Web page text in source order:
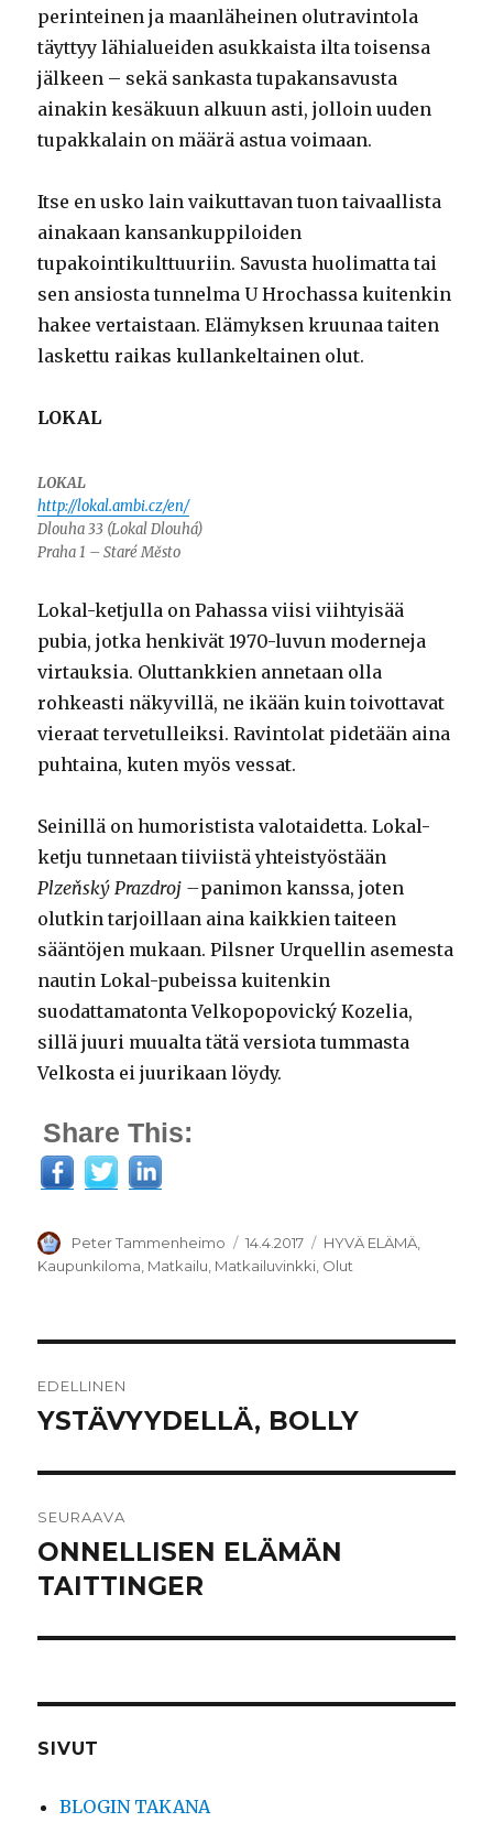
perinteinen ja maanläheinen olutravintola
täyttyy lähialueiden asukkaista ilta toisensa
jälkeen – sekä sankasta tupakansavusta
ainakin kesäkuun alkuun asti, jolloin uuden
tupakkalain on määrä astua voimaan.
Itse en usko lain vaikuttavan tuon taivaallista
ainakaan kansankuppiloiden
tupakointikulttuuriin. Savusta huolimatta tai
sen ansiosta tunnelma U Hrochassa kuitenkin
hakee vertaistaan. Elämyksen kruunaa taiten
laskettu raikas kullankeltainen olut.
LOKAL
LOKAL
http://lokal.ambi.cz/en/
Dlouha 33 (Lokal Dlouhá)
Praha 1 – Staré Město
Lokal-ketjulla on Pahassa viisi viihtyisää
pubia, jotka henkivät 1970-luvun moderneja
virtauksia. Oluttankkien annetaan olla
rohkeasti näkyvillä, ne ikään kuin toivottavat
vieraat tervetulleiksi. Ravintolat pidetään aina
puhtaina, kuten myös vessat.
Seinillä on humoristista valotaidetta. Lokal-
ketju tunnetaan tiiviistä yhteistyöstään
Plzeňský Prazdroj –panimon kanssa, joten
olutkin tarjoillaan aina kaikkien taiteen
sääntöjen mukaan. Pilsner Urquellin asemesta
nautin Lokal-pubeissa kuitenkin
suodattamatonta Velkopopovický Kozelia,
sillä juuri muualta tätä versiota tummasta
Velkosta ei juurikaan löydy.
Share This:
Kirjoittaja
Peter Tammenheimo Julkaistu
14.4.2017 Kategoriat
HYVÄ ELÄMÄ
Kaupunkiloma, Matkailu, Matkailuvinkki, Olut
selaus
EDELLINEN
Edellinen
YSTÄVYYDELLÄ, BOLLY
SEURAAVA
Seuraava
artikkeli:
ONNELLISEN ELÄMÄN
TAITTINGER
SIVUT
BLOGIN TAKANA